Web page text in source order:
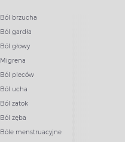
Ból brzucha
Ból gardła
Ból głowy
Migrena
Ból pleców
Ból ucha
Ból zatok
Ból zęba
Bóle menstruacyjne